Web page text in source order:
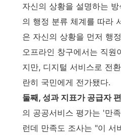
자신의 상황을 설명하는
의 행정 분류 체계를 따라
은 자신의 상황을 먼저 행
오프라인 창구에서는 직원
지만, 디지털 서비스로 전
란히 국민에게 전가됐다.
둘째, 성과 지표가 공급자
의 공공서비스 평가는 '만
런데 만족도 조사는 "이 서